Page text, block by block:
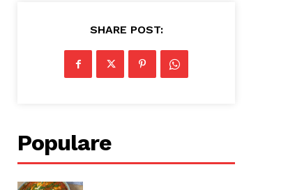
SHARE POST:
Populare